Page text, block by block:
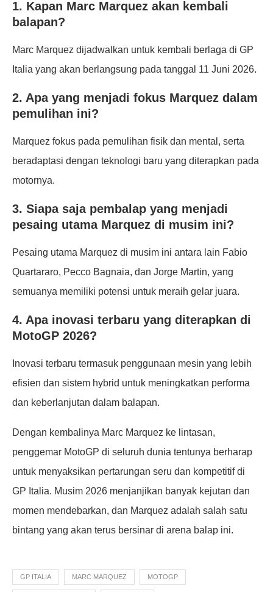
1. Kapan Marc Marquez akan kembali
balapan?
Marc Marquez dijadwalkan untuk kembali berlaga di GP
Italia yang akan berlangsung pada tanggal 11 Juni 2026.
2. Apa yang menjadi fokus Marquez dalam
pemulihan ini?
Marquez fokus pada pemulihan fisik dan mental, serta
beradaptasi dengan teknologi baru yang diterapkan pada
motornya.
3. Siapa saja pembalap yang menjadi
pesaing utama Marquez di musim ini?
Pesaing utama Marquez di musim ini antara lain Fabio
Quartararo, Pecco Bagnaia, dan Jorge Martin, yang
semuanya memiliki potensi untuk meraih gelar juara.
4. Apa inovasi terbaru yang diterapkan di
MotoGP 2026?
Inovasi terbaru termasuk penggunaan mesin yang lebih
efisien dan sistem hybrid untuk meningkatkan performa
dan keberlanjutan dalam balapan.
Dengan kembalinya Marc Marquez ke lintasan,
penggemar MotoGP di seluruh dunia tentunya berharap
untuk menyaksikan pertarungan seru dan kompetitif di
GP Italia. Musim 2026 menjanjikan banyak kejutan dan
momen mendebarkan, dan Marquez adalah salah satu
bintang yang akan terus bersinar di arena balap ini.
GP ITALIA MARC MARQUEZ MOTOGP